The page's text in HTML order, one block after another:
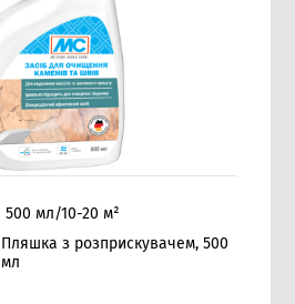
500 мл/10-20 м²
Пляшка з розприскувачем, 500
мл